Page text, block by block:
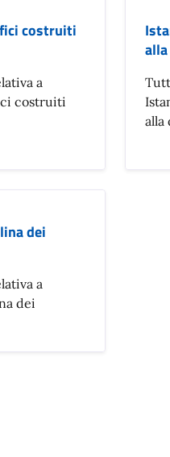
costruiti
a
costruiti
alla
dei
a
dei